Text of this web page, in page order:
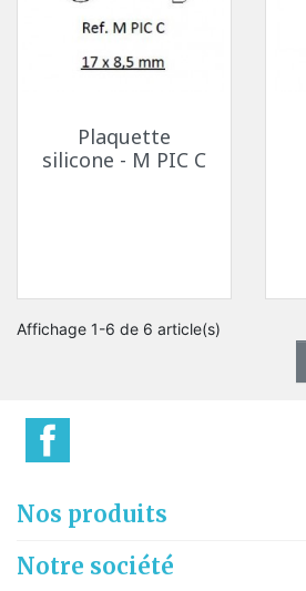
Plaquette
silicone - M PIC C
Affichage 1-6 de 6 article(s)
Nos produits
Notre société